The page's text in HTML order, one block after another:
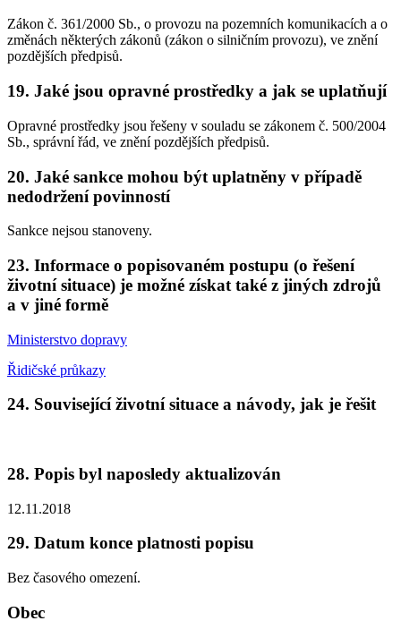
Zákon č. 361/2000 Sb., o provozu na pozemních komunikacích a o
změnách některých zákonů (zákon o silničním provozu), ve znění
pozdějších předpisů.
19. Jaké jsou opravné prostředky a jak se uplatňují
Opravné prostředky jsou řešeny v souladu se zákonem č. 500/2004
Sb., správní řád, ve znění pozdějších předpisů.
20. Jaké sankce mohou být uplatněny v případě
nedodržení povinností
Sankce nejsou stanoveny.
23. Informace o popisovaném postupu (o řešení
životní situace) je možné získat také z jiných zdrojů
a v jiné formě
Ministerstvo dopravy
Řidičské průkazy
24. Související životní situace a návody, jak je řešit
28. Popis byl naposledy aktualizován
12.11.2018
29. Datum konce platnosti popisu
Bez časového omezení.
Obec